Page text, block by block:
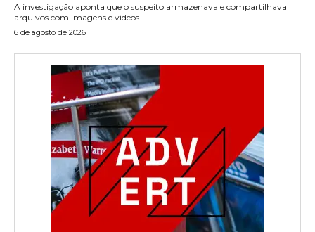
A investigação aponta que o suspeito armazenava e compartilhava
arquivos com imagens e vídeos...
6 de agosto de 2026